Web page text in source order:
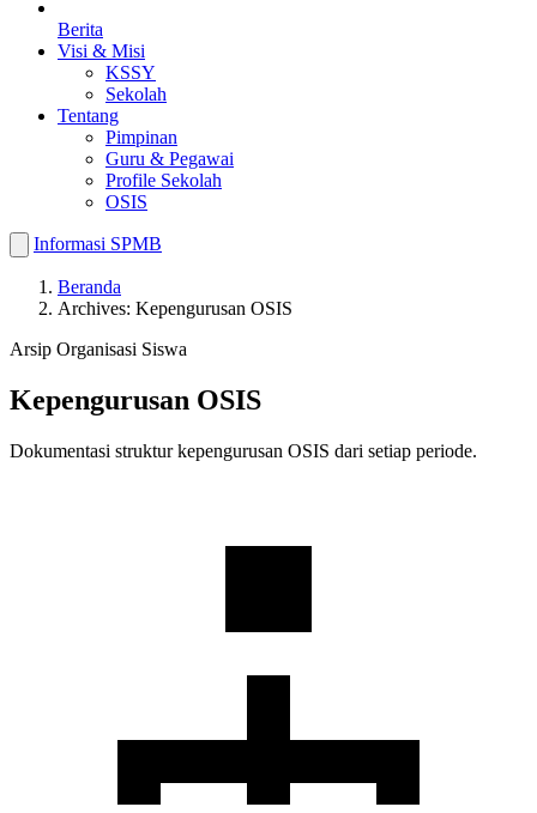
Berita
Visi & Misi
KSSY
Sekolah
Tentang
Pimpinan
Guru & Pegawai
Profile Sekolah
OSIS
Informasi SPMB
Beranda
Archives: Kepengurusan OSIS
Arsip Organisasi Siswa
Kepengurusan OSIS
Dokumentasi struktur kepengurusan OSIS dari setiap periode.